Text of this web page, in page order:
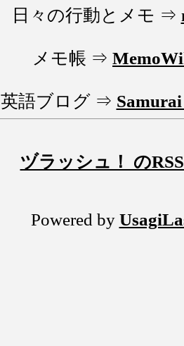
日々の行動とメモ ⇒
メモ帳 ⇒
英語ブログ ⇒
ヅラッシュ！ の
Powered by